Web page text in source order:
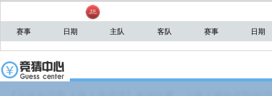
赛事 日期 主队 客队 赛事 日期